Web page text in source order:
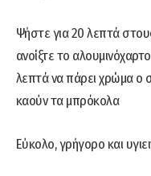
Ψήστε για 20 λεπτά
ανοίξτε το
λεπτά να πάρει χρώμα ο
καούν τα μπρόκολα
Εύκολο, γρήγορο και